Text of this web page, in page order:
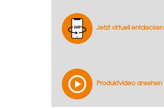
Jetzt virtuell entdecken
Produktvideo ansehen